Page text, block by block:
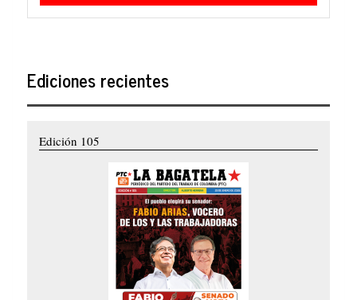
Ediciones recientes
Edición 105